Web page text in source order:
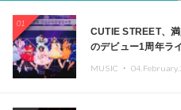
01
CUTIE STREET、
のデビュー1周年ラ
MUSIC ・